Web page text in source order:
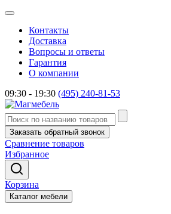
Контакты
Доставка
Вопросы и ответы
Гарантия
О компании
09:30 - 19:30 (495) 240-81-53
Заказать обратный звонок
Сравнение товаров
Избранное
Корзина
Каталог мебели